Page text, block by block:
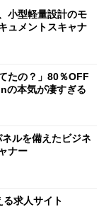
小型軽量設計のモ
ュメントスキャナ
たの？」80％OFF
の本気が凄すぎる
ルを備えたビジネ
ナー
求人サイト